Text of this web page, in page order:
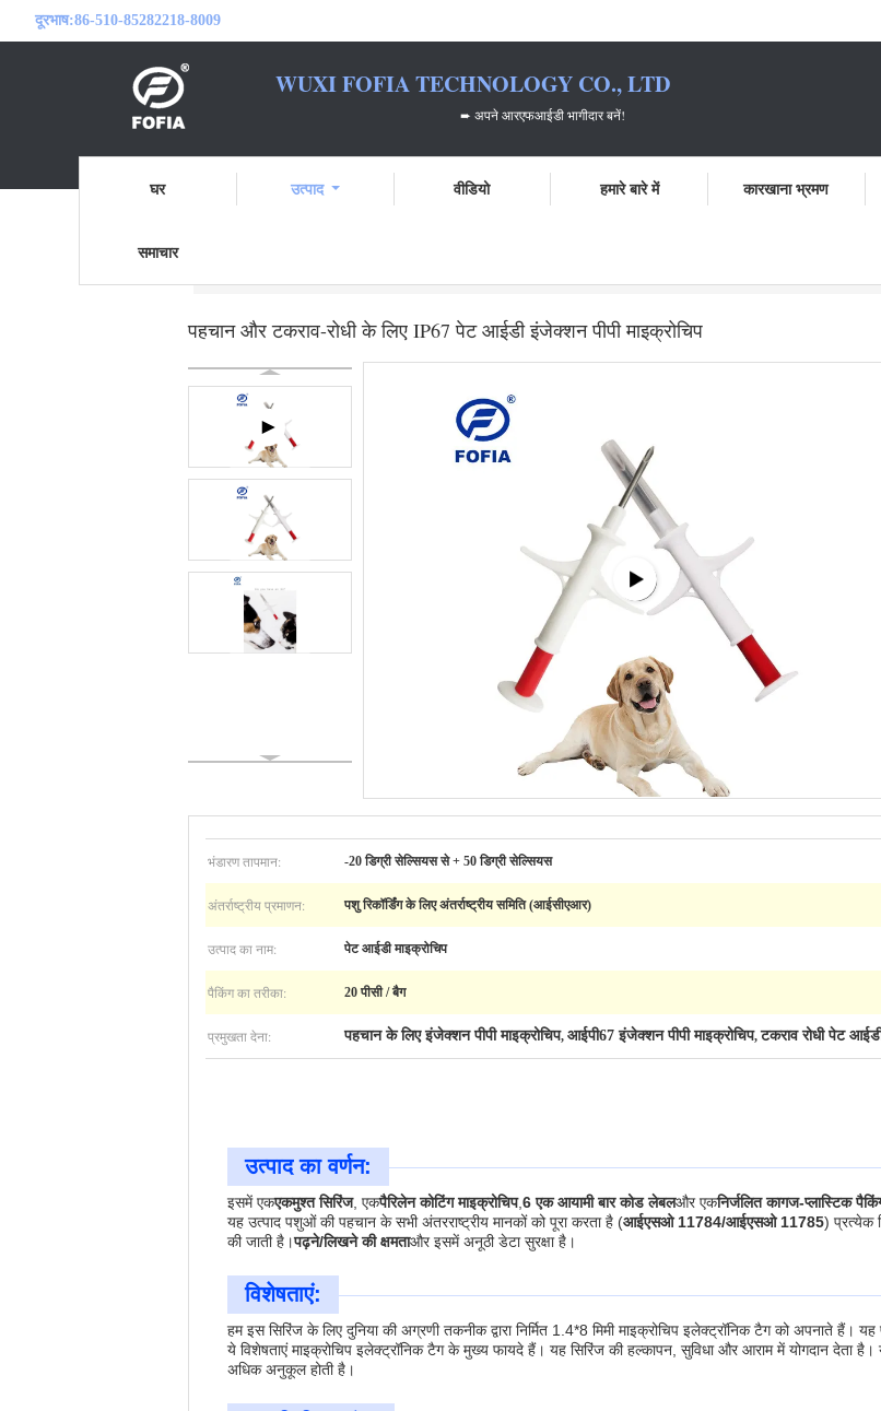
दूरभाष:86-510-85282218-8009
WUXI FOFIA TECHNOLOGY CO., LTD
➨ अपने आरएफआईडी भागीदार बनें!
घर उत्पाद वीडियो हमारे बारे में कारखाना भ्रमण
समाचार
पहचान और टकराव-रोधी के लिए IP67 पेट आईडी इंजेक्शन पीपी माइक्रोचिप
भंडारण तापमान: -20 डिग्री सेल्सियस से + 50 डिग्री सेल्सियस
अंतर्राष्ट्रीय प्रमाणन: पशु रिकॉर्डिंग के लिए अंतर्राष्ट्रीय समिति (आईसीएआर)
उत्पाद का नाम: पेट आईडी माइक्रोचिप
पैकिंग का तरीका: 20 पीसी / बैग
प्रमुखता देना: पहचान के लिए इंजेक्शन पीपी माइक्रोचिप, आईपी67 इंजेक्शन पीपी माइक्रोचिप,टकराव रोधी पेट
उत्पाद का वर्णन:
इसमें एकएकमुश्त सिरिंज, एकपैरिलेन कोटिंग माइक्रोचिप,6 एक आयामी बार कोड लेबलऔर एकनिर्जलित कागज-प्लास्टिक
यह उत्पाद पशुओं की पहचान के सभी अंतरराष्ट्रीय मानकों को पूरा करता है (आईएसओ 11784/आईएसओ 11785) प्रत्येक
की जाती है।पढ़ने/लिखने की क्षमताऔर इसमें अनूठी डेटा सुरक्षा है।
विशेषताएं:
हम इस सिरिंज के लिए दुनिया की अग्रणी तकनीक द्वारा निर्मित 1.4*8 मिमी माइक्रोचिप इलेक्ट्रॉनिक टैग को अपनाते हैं।
ये विशेषताएं माइक्रोचिप इलेक्ट्रॉनिक टैग के मुख्य फायदे हैं। यह सिरिंज की हल्कापन, सुविधा और आराम में योगदान देता
अधिक अनुकूल होती है।